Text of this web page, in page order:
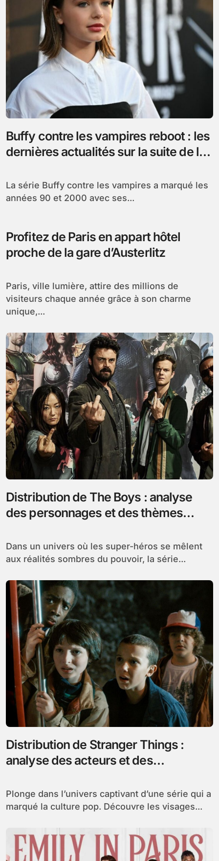
Buffy contre les vampires reboot : les
dernières actualités sur la suite de la
La série Buffy contre les vampires a marqué les
années 90 et 2000 avec ses...
Profitez de Paris en appart hôtel
proche de la gare d’Austerlitz
Paris, ville lumière, attire des millions de
visiteurs chaque année grâce à son charme
unique,...
Distribution de The Boys : analyse
des personnages et des thèmes
Dans un univers où les super-héros se mêlent
aux réalités sombres du pouvoir, la série...
Distribution de Stranger Things :
analyse des acteurs et des
Plonge dans l’univers captivant d’une série qui a
marqué la culture pop. Découvre les visages...